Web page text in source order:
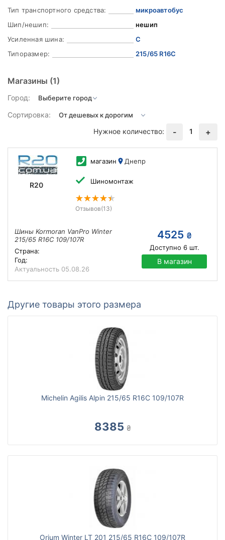
Тип транспортного средства:
микроавтобус
Шип/нешип:
нешип
Усиленная шина:
C
Типоразмер:
215/65 R16C
Магазины (1)
Город:
Сортировка:
Нужное количество:
- 1 +
R20
магазин Днепр
Шиномонтаж
Отзывов(13)
Шины Kormoran VanPro Winter
215/65 R16C 109/107R
Страна:
Год:
Актуальность 05.08.26
4525 ₴
Доступно 6шт.
В магазин
Другие товары этого размера
Michelin Agilis Alpin 215/65 R16C 109/107R
8385 ₴
Orium Winter LT 201 215/65 R16C 109/107R